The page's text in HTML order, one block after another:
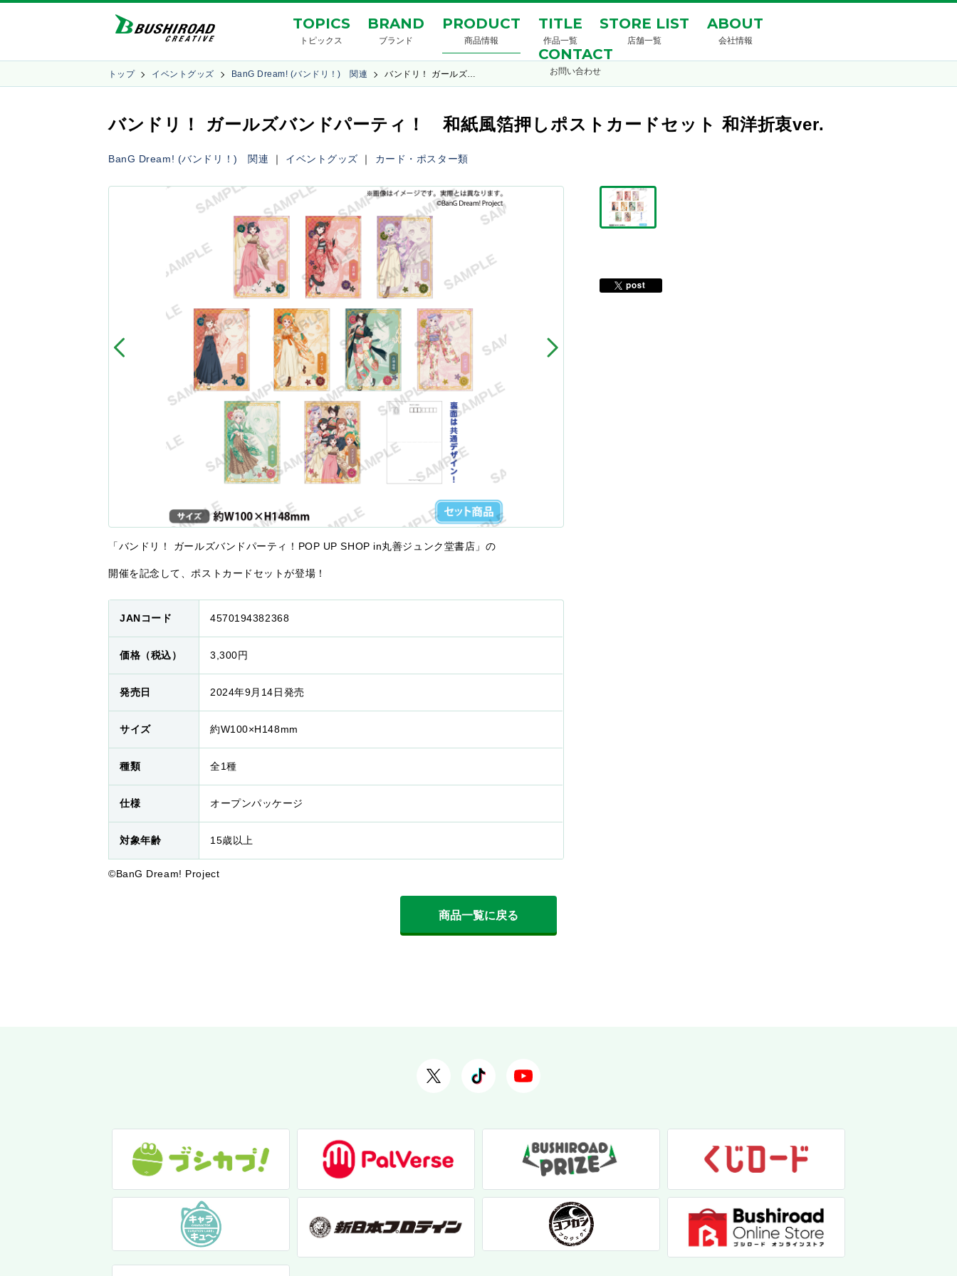
TOPICS
トピックス
BRAND
ブランド
PRODUCT
商品情報
TITLE
作品一覧
STORE LIST
店舗一覧
ABOUT
会社情報
CONTACT
お問い合わせ
トップ イベントグッズ BanG Dream! (バンドリ！) 関連 バンドリ！ ガールズ…
バンドリ！ ガールズバンドパーティ！ 和紙風箔押しポストカードセット 和洋折衷ver.
BanG Dream! (バンドリ！) 関連 ｜ イベントグッズ ｜ カード・ポスター類
「バンドリ！ ガールズバンドパーティ！POP UP SHOP in丸善ジュンク堂書店」の
開催を記念して、ポストカードセットが登場！
JANコード 4570194382368
価格（税込） 3,300円
発売日 2024年9月14日発売
サイズ 約W100×H148mm
種類 全1種
仕様 オープンパッケージ
対象年齢 15歳以上
©BanG Dream! Project
商品一覧に戻る